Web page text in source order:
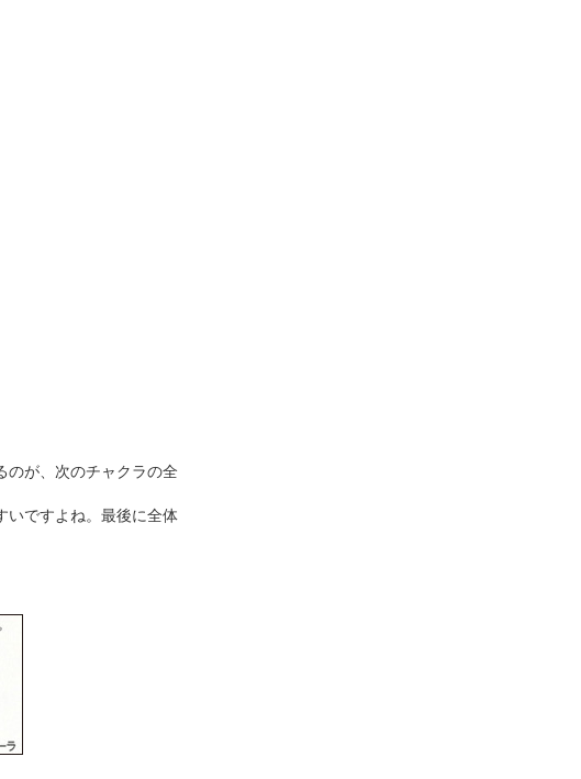
のが、次のチャクラの全
いですよね。最後に全体